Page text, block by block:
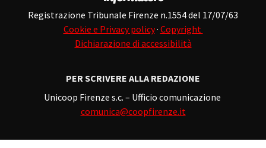
Registrazione Tribunale Firenze n.1554 del 17/07/63
Cookie e Privacy policy· Copyright
Dichiarazione di accessibilità
PER SCRIVERE ALLA REDAZIONE
Unicoop Firenze s.c. – Ufficio comunicazione
comunica@coopfirenze.it